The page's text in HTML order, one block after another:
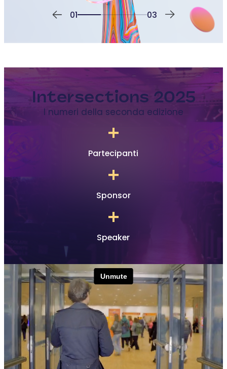
01 03
Intersections 2025
I numeri della seconda edizione
+
Partecipanti
+
Sponsor
+
Speaker